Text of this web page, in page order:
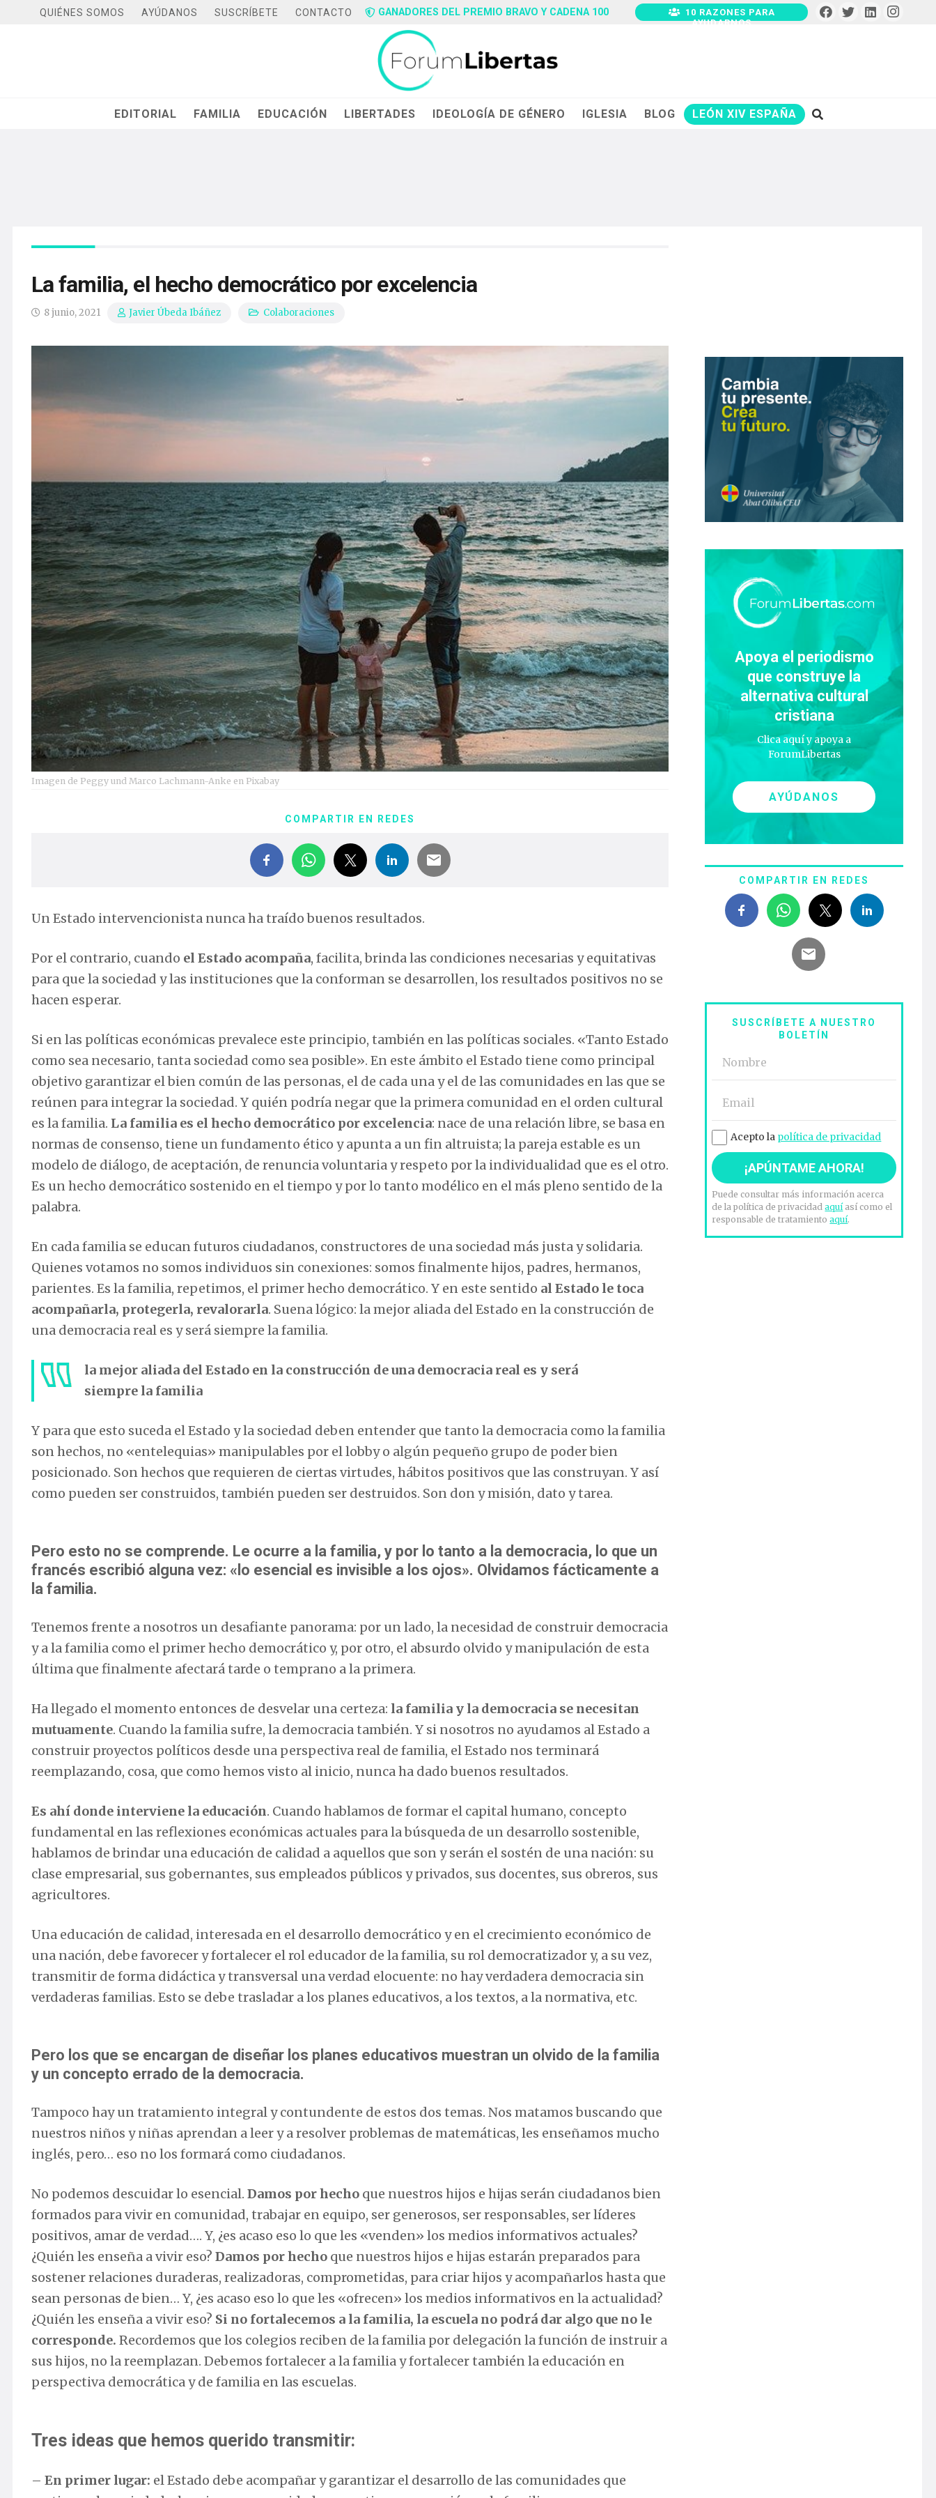
QUIÉNES SOMOS AYÚDANOS SUSCRÍBETE CONTACTO GANADORES DEL PREMIO BRAVO Y CADENA 100
10 RAZONES PARA
AYUDARNOS
EDITORIAL FAMILIA EDUCACIÓN LIBERTADES IDEOLOGÍA DE GÉNERO IGLESIA BLOG LEÓN XIV ESPAÑA
La familia, el hecho democrático por excelencia
8 junio, 2021 Javier Úbeda Ibáñez Colaboraciones
Imagen de Peggy und Marco Lachmann-Anke en Pixabay
COMPARTIR EN REDES
Un Estado intervencionista nunca ha traído buenos resultados.
Por el contrario, cuando el Estado acompaña, facilita, brinda las condiciones necesarias y equitativas
para que la sociedad y las instituciones que la conforman se desarrollen, los resultados positivos no se
hacen esperar.
Si en las políticas económicas prevalece este principio, también en las políticas sociales. «Tanto Estado
como sea necesario, tanta sociedad como sea posible». En este ámbito el Estado tiene como principal
objetivo garantizar el bien común de las personas, el de cada una y el de las comunidades en las que se
reúnen para integrar la sociedad. Y quién podría negar que la primera comunidad en el orden cultural
es la familia. La familia es el hecho democrático por excelencia: nace de una relación libre, se basa en
normas de consenso, tiene un fundamento ético y apunta a un fin altruista; la pareja estable es un
modelo de diálogo, de aceptación, de renuncia voluntaria y respeto por la individualidad que es el otro.
Es un hecho democrático sostenido en el tiempo y por lo tanto modélico en el más pleno sentido de la
palabra.
En cada familia se educan futuros ciudadanos, constructores de una sociedad más justa y solidaria.
Quienes votamos no somos individuos sin conexiones: somos finalmente hijos, padres, hermanos,
parientes. Es la familia, repetimos, el primer hecho democrático. Y en este sentido al Estado le toca
acompañarla, protegerla, revalorarla. Suena lógico: la mejor aliada del Estado en la construcción de
una democracia real es y será siempre la familia.
la mejor aliada del Estado en la construcción de una democracia real es y será
siempre la familia
Y para que esto suceda el Estado y la sociedad deben entender que tanto la democracia como la familia
son hechos, no «entelequias» manipulables por el lobby o algún pequeño grupo de poder bien
posicionado. Son hechos que requieren de ciertas virtudes, hábitos positivos que las construyan. Y así
como pueden ser construidos, también pueden ser destruidos. Son don y misión, dato y tarea.
Pero esto no se comprende. Le ocurre a la familia, y por lo tanto a la democracia, lo que un
francés escribió alguna vez: «lo esencial es invisible a los ojos». Olvidamos fácticamente a
la familia.
Tenemos frente a nosotros un desafiante panorama: por un lado, la necesidad de construir democracia
y a la familia como el primer hecho democrático y, por otro, el absurdo olvido y manipulación de esta
última que finalmente afectará tarde o temprano a la primera.
Ha llegado el momento entonces de desvelar una certeza: la familia y la democracia se necesitan
mutuamente. Cuando la familia sufre, la democracia también. Y si nosotros no ayudamos al Estado a
construir proyectos políticos desde una perspectiva real de familia, el Estado nos terminará
reemplazando, cosa, que como hemos visto al inicio, nunca ha dado buenos resultados.
Es ahí donde interviene la educación. Cuando hablamos de formar el capital humano, concepto
fundamental en las reflexiones económicas actuales para la búsqueda de un desarrollo sostenible,
hablamos de brindar una educación de calidad a aquellos que son y serán el sostén de una nación: su
clase empresarial, sus gobernantes, sus empleados públicos y privados, sus docentes, sus obreros, sus
agricultores.
Una educación de calidad, interesada en el desarrollo democrático y en el crecimiento económico de
una nación, debe favorecer y fortalecer el rol educador de la familia, su rol democratizador y, a su vez,
transmitir de forma didáctica y transversal una verdad elocuente: no hay verdadera democracia sin
verdaderas familias. Esto se debe trasladar a los planes educativos, a los textos, a la normativa, etc.
Pero los que se encargan de diseñar los planes educativos muestran un olvido de la familia
y un concepto errado de la democracia.
Tampoco hay un tratamiento integral y contundente de estos dos temas. Nos matamos buscando que
nuestros niños y niñas aprendan a leer y a resolver problemas de matemáticas, les enseñamos mucho
inglés, pero… eso no los formará como ciudadanos.
No podemos descuidar lo esencial. Damos por hecho que nuestros hijos e hijas serán ciudadanos bien
formados para vivir en comunidad, trabajar en equipo, ser generosos, ser responsables, ser líderes
positivos, amar de verdad…. Y, ¿es acaso eso lo que les «venden» los medios informativos actuales?
¿Quién les enseña a vivir eso? Damos por hecho que nuestros hijos e hijas estarán preparados para
sostener relaciones duraderas, realizadoras, comprometidas, para criar hijos y acompañarlos hasta que
sean personas de bien… Y, ¿es acaso eso lo que les «ofrecen» los medios informativos en la actualidad?
¿Quién les enseña a vivir eso? Si no fortalecemos a la familia, la escuela no podrá dar algo que no le
corresponde. Recordemos que los colegios reciben de la familia por delegación la función de instruir a
sus hijos, no la reemplazan. Debemos fortalecer a la familia y fortalecer también la educación en
perspectiva democrática y de familia en las escuelas.
Tres ideas que hemos querido transmitir:
– En primer lugar: el Estado debe acompañar y garantizar el desarrollo de las comunidades que
Apoya el periodismo
que construye la
alternativa cultural
cristiana
Clica aquí y apoya a
ForumLibertas
AYÚDANOS
COMPARTIR EN REDES
SUSCRÍBETE A NUESTRO
BOLETÍN
Acepto la política de privacidad
Puede consultar más información acerca
de la política de privacidadaquíasí como el
responsable de tratamientoaquí.